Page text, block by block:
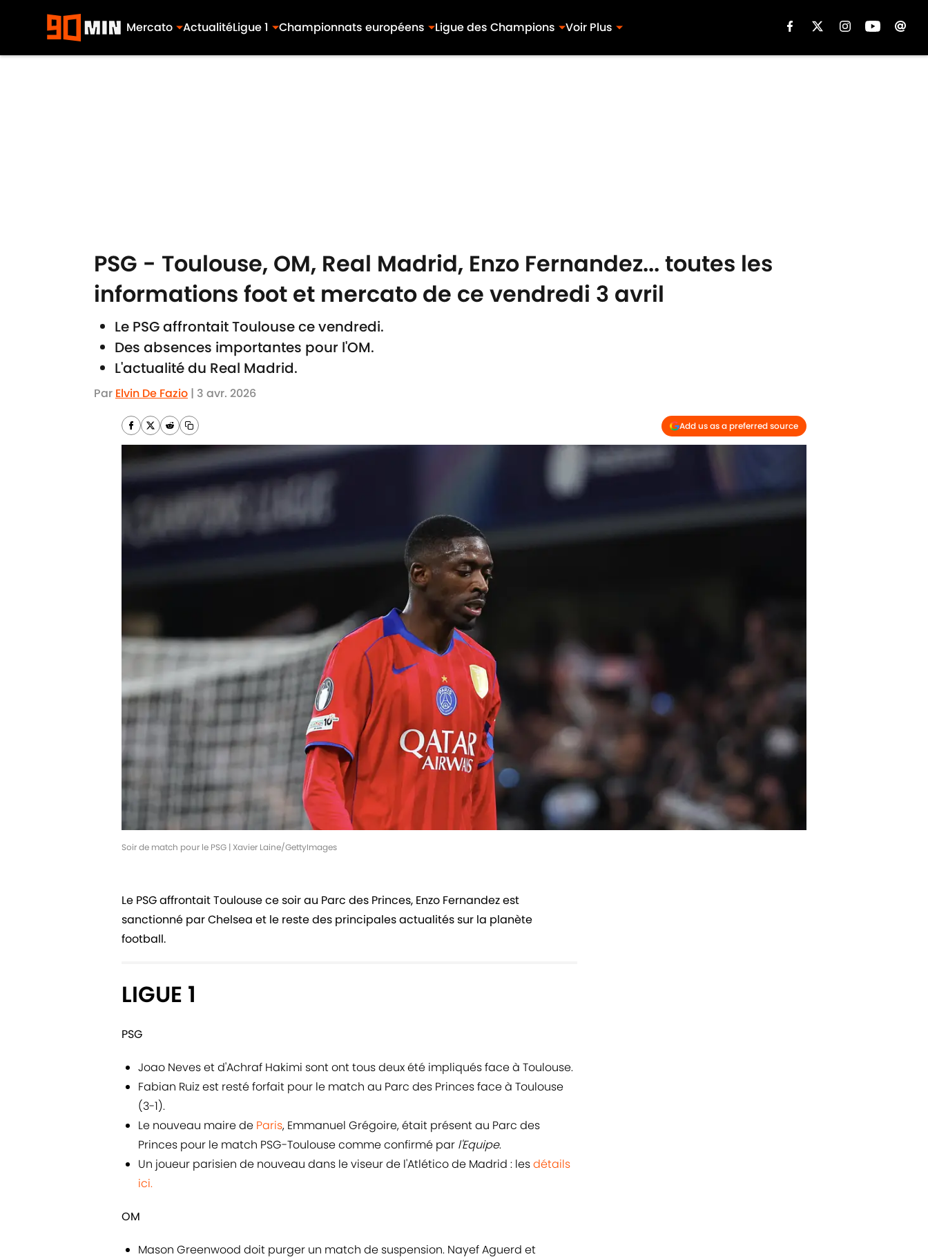
Mercato ActualitéLigue 1 Championnats européens Ligue des Champions Voir Plus
PSG - Toulouse, OM, Real Madrid, Enzo Fernandez... toutes les
informations foot et mercato de ce vendredi 3 avril
Le PSG affrontait Toulouse ce vendredi.
Des absences importantes pour l'OM.
L'actualité du Real Madrid.
Par Elvin De Fazio | 3 avr. 2026
Add us as a preferred source
Soir de match pour le PSG | Xavier Laine/GettyImages
Le PSG affrontait Toulouse ce soir au Parc des Princes, Enzo Fernandez est
sanctionné par Chelsea et le reste des principales actualités sur la planète
football.
LIGUE 1
PSG
Joao Neves et d'Achraf Hakimi sont ont tous deux été impliqués face à Toulouse.
Fabian Ruiz est resté forfait pour le match au Parc des Princes face à Toulouse
(3-1).
Le nouveau maire de Paris, Emmanuel Grégoire, était présent au Parc des
Princes pour le match PSG-Toulouse comme confirmé par l'Equipe.
Un joueur parisien de nouveau dans le viseur de l'Atlético de Madrid : lesdétails
ici.
OM
Mason Greenwood doit purger un match de suspension. Nayef Aguerd et